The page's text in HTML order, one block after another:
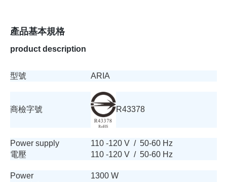
產品基本規格
product description
型號 ARIA
商檢字號 R43378
Power supply
110 -120 V / 50-60 Hz
電壓
110 -120 V / 50-60 Hz
Power
1300 W